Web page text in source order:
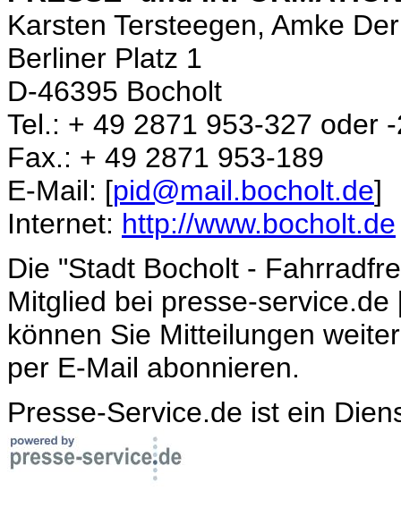
Karsten Tersteegen, Amke
Berliner Platz 1
D-46395 Bocholt
Tel.: + 49 2871 953-327 oder
Fax.: + 49 2871 953-189
E-Mail: [pid@mail.bocholt.de]
Internet: http://www.bocholt.de
Die "Stadt Bocholt -
Mitglied bei presse-service.de
können Sie Mitteilungen
per E-Mail abonnieren.
Presse-Service.de ist ein